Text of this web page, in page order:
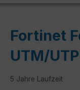
Fortinet
UTM/
5 Jahre Laufzeit